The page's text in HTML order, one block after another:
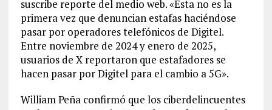
suscribe reporte del medio web. «Esta no es la
primera vez que denuncian estafas haciéndose
pasar por operadores telefónicos de Digitel.
Entre noviembre de 2024 y enero de 2025,
usuarios de X reportaron que estafadores se
hacen pasar por Digitel para el cambio a 5G».
William Peña confirmó que los ciberdelincuentes